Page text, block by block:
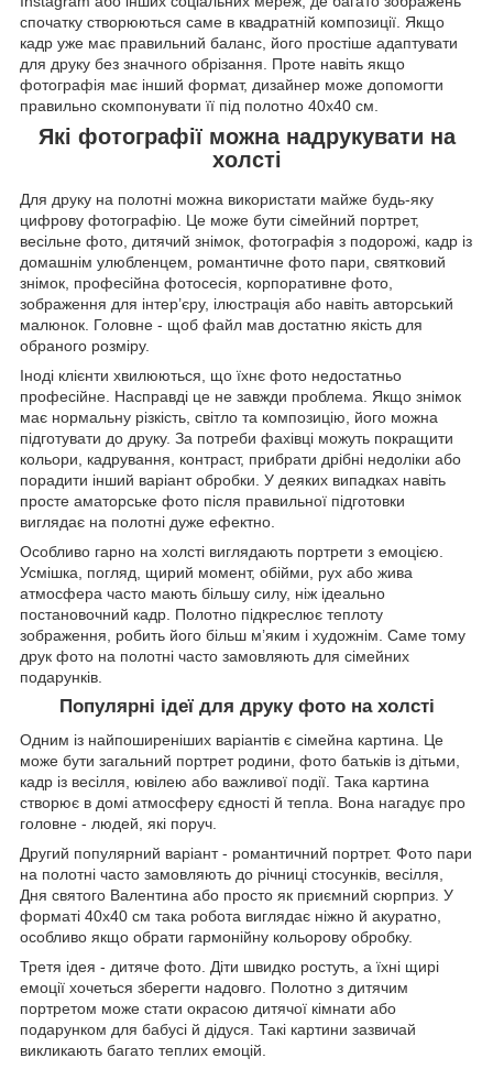
спочатку створюються саме в квадратній композиції. Якщо
кадр уже має правильний баланс, його простіше адаптувати
для друку без значного обрізання. Проте навіть якщо
фотографія має інший формат, дизайнер може допомогти
правильно скомпонувати її під полотно 40х40 см.
Які фотографії можна надрукувати на
холсті
Для друку на полотні можна використати майже будь-яку
цифрову фотографію. Це може бути сімейний портрет,
весільне фото, дитячий знімок, фотографія з подорожі, кадр із
домашнім улюбленцем, романтичне фото пари, святковий
знімок, професійна фотосесія, корпоративне фото,
зображення для інтер’єру, ілюстрація або навіть авторський
малюнок. Головне - щоб файл мав достатню якість для
обраного розміру.
Іноді клієнти хвилюються, що їхнє фото недостатньо
професійне. Насправді це не завжди проблема. Якщо знімок
має нормальну різкість, світло та композицію, його можна
підготувати до друку. За потреби фахівці можуть покращити
кольори, кадрування, контраст, прибрати дрібні недоліки або
порадити інший варіант обробки. У деяких випадках навіть
просте аматорське фото після правильної підготовки
виглядає на полотні дуже ефектно.
Особливо гарно на холсті виглядають портрети з емоцією.
Усмішка, погляд, щирий момент, обійми, рух або жива
атмосфера часто мають більшу силу, ніж ідеально
постановочний кадр. Полотно підкреслює теплоту
зображення, робить його більш м’яким і художнім. Саме тому
друк фото на полотні часто замовляють для сімейних
подарунків.
Популярні ідеї для друку фото на холсті
Одним із найпоширеніших варіантів є сімейна картина. Це
може бути загальний портрет родини, фото батьків із дітьми,
кадр із весілля, ювілею або важливої події. Така картина
створює в домі атмосферу єдності й тепла. Вона нагадує про
головне - людей, які поруч.
Другий популярний варіант - романтичний портрет. Фото пари
на полотні часто замовляють до річниці стосунків, весілля,
Дня святого Валентина або просто як приємний сюрприз. У
форматі 40х40 см така робота виглядає ніжно й акуратно,
особливо якщо обрати гармонійну кольорову обробку.
Третя ідея - дитяче фото. Діти швидко ростуть, а їхні щирі
емоції хочеться зберегти надовго. Полотно з дитячим
портретом може стати окрасою дитячої кімнати або
подарунком для бабусі й дідуся. Такі картини зазвичай
викликають багато теплих емоцій.